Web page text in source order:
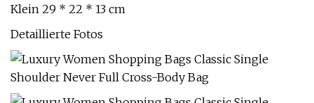
Klein 29 * 22 * ​​13 cm
Detaillierte Fotos